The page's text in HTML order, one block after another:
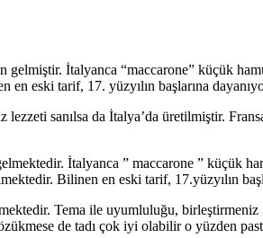
gelmiştir. İtalyanca “maccarone” küçük
eski tarif, 17. yüzyılın başlarına
sanılsa da İtalya’da üretilmiştir.
İtalyanca ” maccarone ” küçük
Bilinen en eski tarif, 17.yüzyılın
Tema ile uyumluluğu,
de tadı çok iyi olabilir o yüzden